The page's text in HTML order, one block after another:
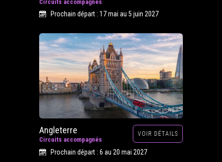
Circuits accompagnés
Prochain départ : 17 mai au 5 juin 2027
Angleterre
Circuits accompagnés
VOIR DÉTAILS
Prochain départ : 6 au 20 mai 2027